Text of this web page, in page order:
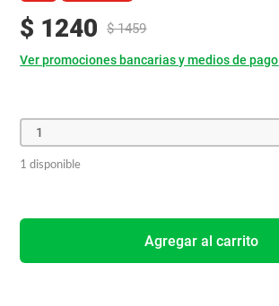
$ 1240 $ 1459
Ver promociones bancarias y medios de pago
1
1 disponible
Agregar al carrito